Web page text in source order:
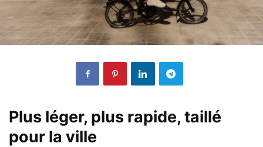
Plus léger, plus rapide, taillé
pour la ville